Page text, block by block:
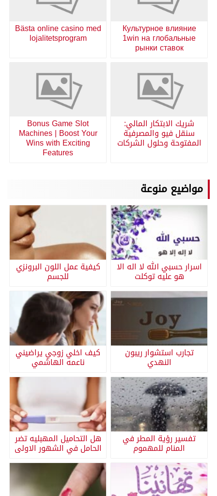
Культурное влияние
1win на глобальные
рынки ставок
Bästa online casino med
lojalitetsprogram
شريك الابتكار المالي:
سنقل فيو والمصرفية
المفتوحة وحلول الشركات
Bonus Game Slot
Machines | Boost Your
Wins with Exciting
Features
مواضيع منوعة
اسرار حسبي الله لا اله الا
هو عليه توكلت
كيفية عمل اللون البرونزي
للجسم
تجارب استشوار ريبون
النهدي
كيف اخلي زوجي يراضيني
ناعمه الهاشمي
تفسير رؤية المطر في
المنام للمهموم
هل التحاميل المهبليه تضر
الحامل في الشهور الاولى